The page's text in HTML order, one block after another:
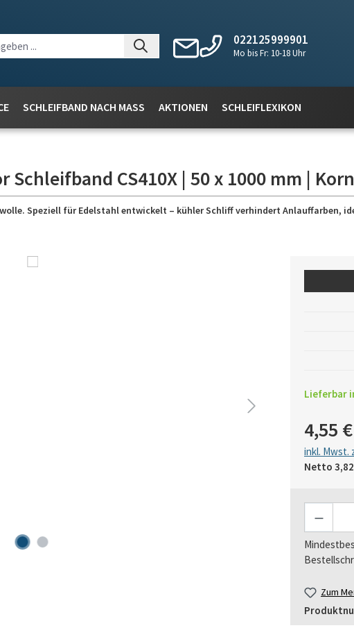
022125999901
Mo bis Fr: 10-18 Uhr
SCHLEIFBAND NACH MASS AKTIONEN SCHLEIFLEXIKON
Schleifband CS410X | 50 x 1000 mm |
Speziell für Edelstahl entwickelt – kühler Schliff verhindert Anlauffarben,
Lieferbar
4,55 €
inkl. Mwst.
Netto
Zum